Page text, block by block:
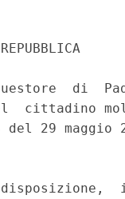
di
cittadino
29 maggio